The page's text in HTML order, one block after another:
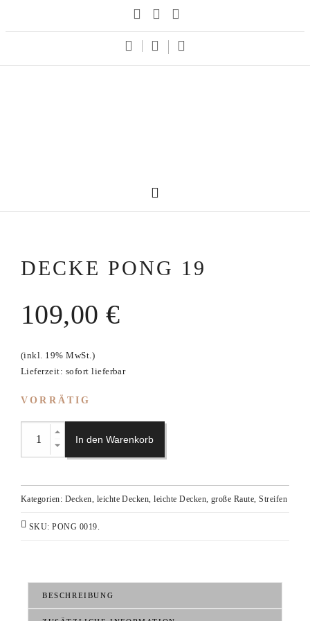
DECKE PONG 19
109,00€
(inkl. 19% MwSt.)
Lieferzeit: sofort lieferbar
VORRÄTIG
In den Warenkorb
Kategorien: Decken, leichte Decken,leichte Decken, große Raute, Streifen
SKU:PONG 0019.
BESCHREIBUNG